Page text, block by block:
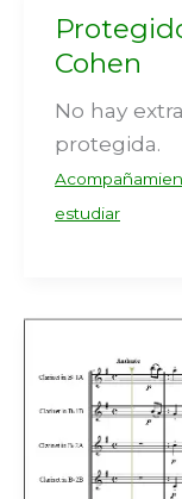
Cohen
No hay
protegida.
estudiar